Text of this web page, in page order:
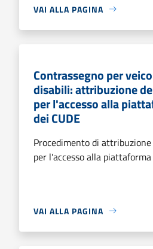
VAI ALLA PAGINA
Contrassegno per
disabili: attribuzione
per l'accesso alla
dei CUDE
Procedimento di
per l'accesso alla
VAI ALLA PAGINA